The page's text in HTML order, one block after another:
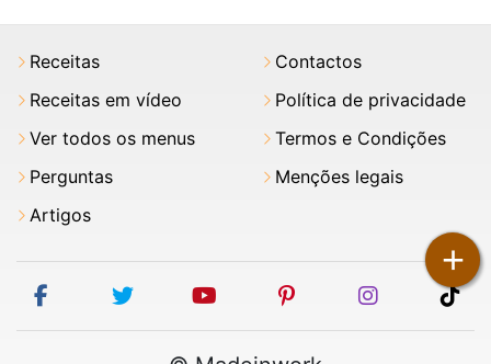
+
Receitas
Receitas em vídeo
Ver todos os menus
Perguntas
Artigos
Contactos
Política de privacidade
Termos e Condições
Menções legais
facebooktwitter youtubepinterestinstagram